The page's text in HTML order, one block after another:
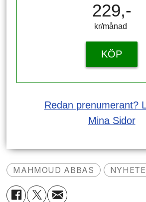
229,-
kr/månad ​​​​​​
KÖP
Redan prenumerant?
Mina Sidor
MAHMOUD ABBAS